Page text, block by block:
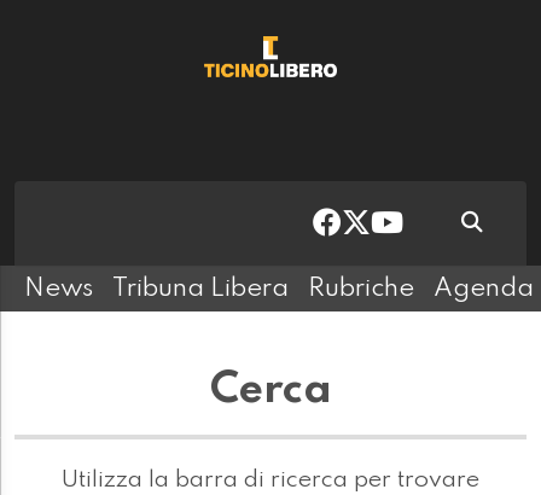
News Tribuna Libera Rubriche Agenda
Cerca
Utilizza la barra di ricerca per trovare